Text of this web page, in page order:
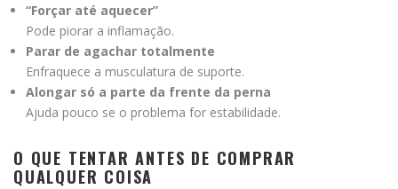
“Forçar até aquecer”
Pode piorar a inflamação.
Parar de agachar totalmente
Enfraquece a musculatura de suporte.
Alongar só a parte da frente da perna
Ajuda pouco se o problema for estabilidade.
O QUE TENTAR ANTES DE COMPRAR
QUALQUER COISA